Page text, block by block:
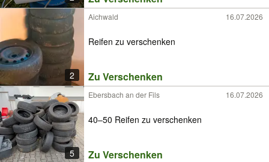
2
Aichwald 16.07.2026
Reifen zu verschenken
Zu Verschenken
5
Ebersbach an der Fils 16.07.2026
40–50 Reifen zu verschenken
Zu Verschenken